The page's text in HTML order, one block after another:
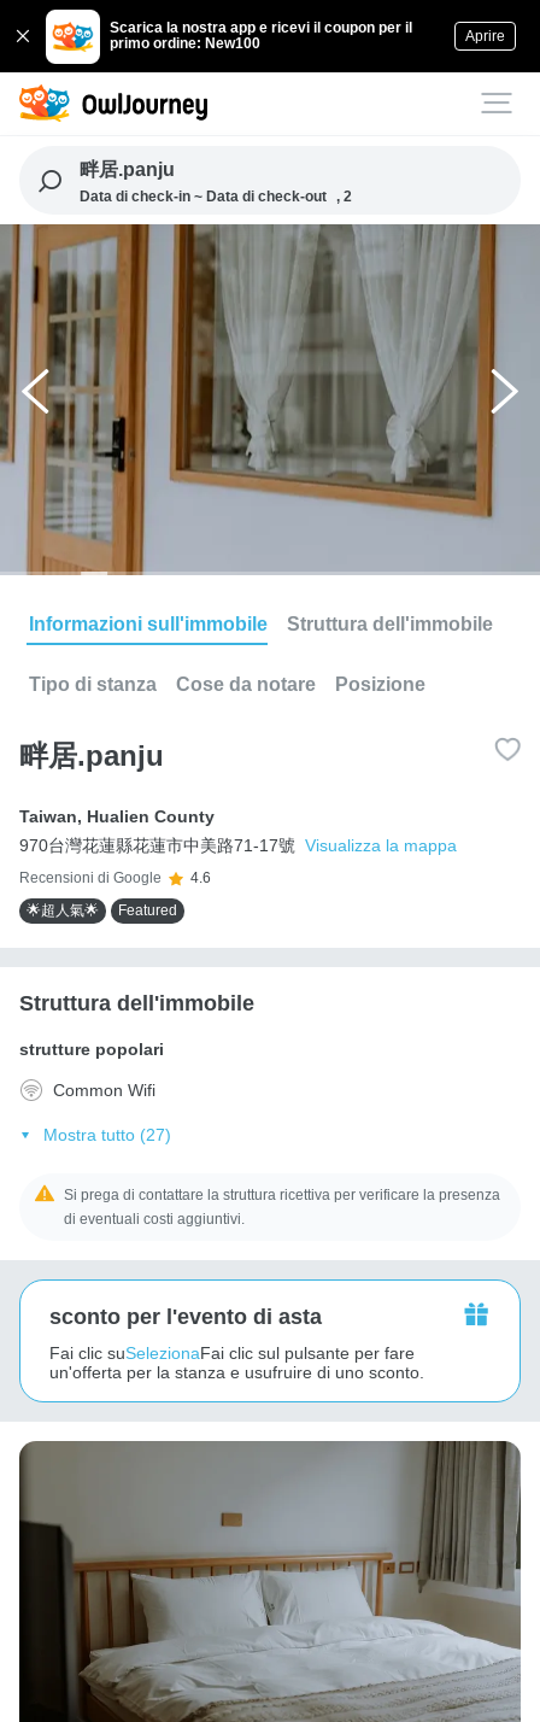
Scarica la nostra app e ricevi il coupon per il
primo ordine: New100
Aprire
畔居.panju
Data di check-in ~ Data di check-out , 2
Informazioni sull'immobile Struttura dell'immobile
Tipo di stanza Cose da notare Posizione
畔居.panju
Taiwan, Hualien County
970台灣花蓮縣花蓮市中美路71-17號 Visualizza la mappa
Recensioni di Google
4.6
🌟超人氣🌟
Featured
Struttura dell'immobile
strutture popolari
Common Wifi
Mostra tutto (27)
Si prega di contattare la struttura ricettiva per verificare la presenza
di eventuali costi aggiuntivi.
sconto per l'evento di asta
Fai clic suSelezionaFai clic sul pulsante per fare
un'offerta per la stanza e usufruire di uno sconto.